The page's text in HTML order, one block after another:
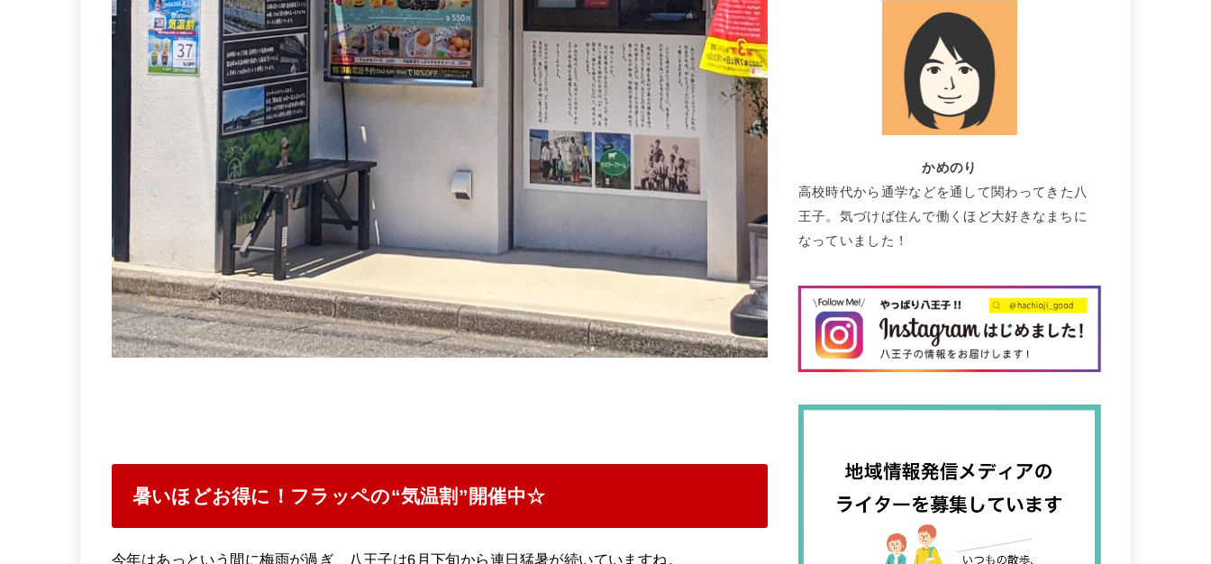
暑いほどお得に！フラッペの“気温割”開催中☆
今年はあっという間に梅雨が過ぎ、八王子は6月下旬から連日猛暑が続いていますね。
かめのり
高校時代から通学などを通して関わってきた八
王子。気づけば住んで働くほど大好きなまちに
なっていました！